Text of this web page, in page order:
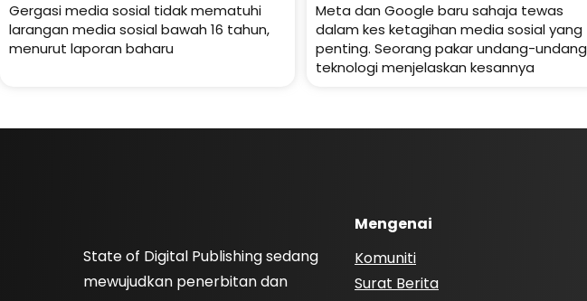
Gergasi media sosial tidak mematuhi
larangan media sosial bawah 16 tahun,
menurut laporan baharu
Meta dan Google baru sahaja tewas
dalam kes ketagihan media sosial yang
penting. Seorang pakar undang-undang
teknologi menjelaskan kesannya
State of Digital Publishing sedang
mewujudkan penerbitan dan
Mengenai
Komuniti
Surat Berita